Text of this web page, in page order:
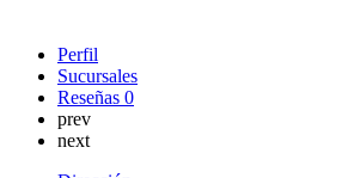
Perfil
Sucursales
Reseñas 0
prev
next